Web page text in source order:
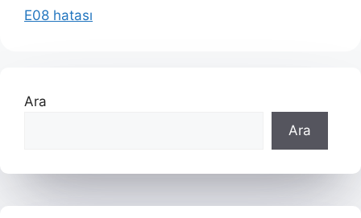
E08 hatası
Ara
Ara